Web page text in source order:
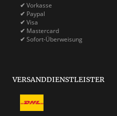
✔ Vorkasse
✔ Paypal
✔ Visa
✔ Mastercard
✔ Sofort-Überweisung
VERSANDDIENSTLEISTER